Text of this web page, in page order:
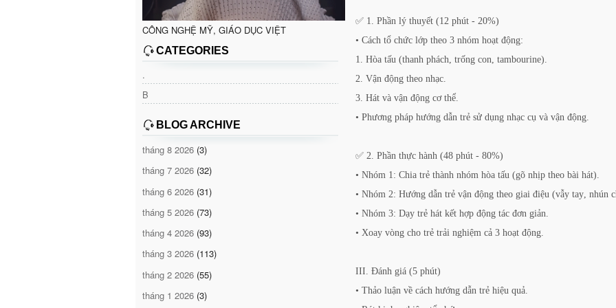
CÔNG NGHỆ MỸ, GIÁO DỤC VIỆT
CATEGORIES
.
B
BLOG ARCHIVE
tháng 8 2026 (3)
tháng 7 2026 (32)
tháng 6 2026 (31)
tháng 5 2026 (73)
tháng 4 2026 (93)
tháng 3 2026 (113)
tháng 2 2026 (55)
tháng 1 2026 (3)
✅ 1. Phần lý thuyết (12 phút - 20%)
• Cách tổ chức lớp theo 3 nhóm hoạt động:
1. Hòa tấu (thanh phách, trống con, tambourine).
2. Vận động theo nhạc.
3. Hát và vận động cơ thể.
• Phương pháp hướng dẫn trẻ sử dụng nhạc cụ và vận động.
✅ 2. Phần thực hành (48 phút - 80%)
• Nhóm 1: Chia trẻ thành nhóm hòa tấu (gõ nhịp theo bài hát).
• Nhóm 2: Hướng dẫn trẻ vận động theo giai điệu (vẫy tay, nhún
• Nhóm 3: Dạy trẻ hát kết hợp động tác đơn giản.
• Xoay vòng cho trẻ trải nghiệm cả 3 hoạt động.
III. Đánh giá (5 phút)
• Thảo luận về cách hướng dẫn trẻ hiệu quả.